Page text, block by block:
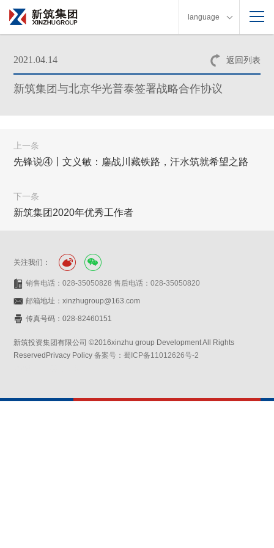
language
返回列表
2021.04.14
新筑集团与北京华光普泰签署战略合作协议
上一条
先锋说④丨文义敏：鏖战川藏铁路，汗水筑就希望之路
下一条
新筑集团2020年优秀工作者
关注我们：
销售电话：028-35050828 售后电话：028-35050820
邮箱地址：xinzhugroup@163.com
传真号码：028-82460151
新筑投资集团有限公司 ©2016xinzhu group Development All Rights
ReservedPrivacy Policy备案号：蜀ICP备11012626号-2